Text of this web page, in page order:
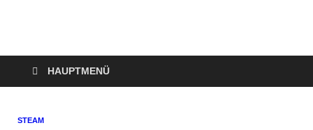
Technoloki: Gaming
und Entertainment
News
Blockbuster, Indie-Perlen und Retro-Klassiker.
HAUPTMENÜ
STEAM